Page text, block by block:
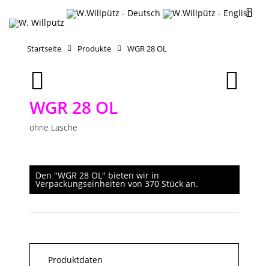
Startseite Produkte WGR 28 OL
WGR 28 OL
ohne Lasche
Den "WGR 28 OL" bieten wir in
Verpackungseinheiten von 370 Stück an.
Produktdaten